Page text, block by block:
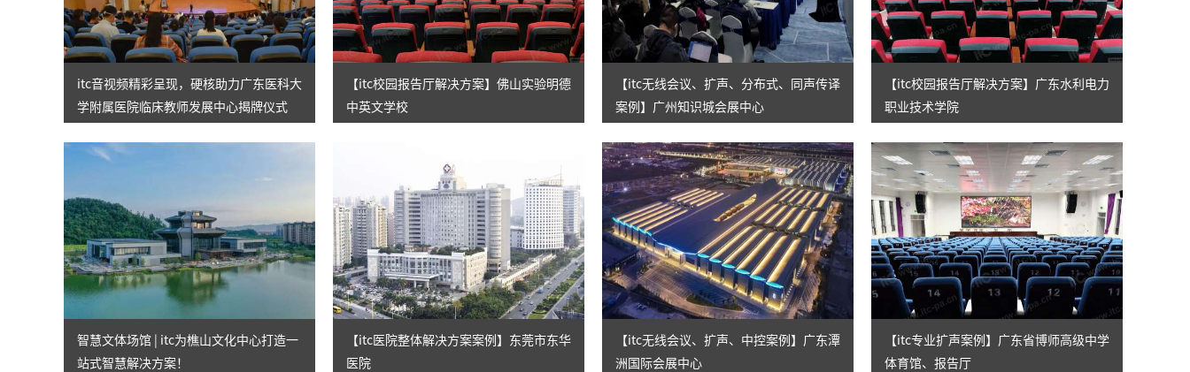
itc音视频精彩呈现，硬核助力广东医科大
学附属医院临床教师发展中心揭牌仪式
【itc校园报告厅解决方案】佛山实验明德
中英文学校
【itc无线会议、扩声、分布式、同声传译
案例】广州知识城会展中心
【itc校园报告厅解决方案】广东水利电力
职业技术学院
智慧文体场馆 | itc为樵山文化中心打造一
站式智慧解决方案！
【itc医院整体解决方案案例】东莞市东华
医院
【itc无线会议、扩声、中控案例】广东潭
洲国际会展中心
【itc专业扩声案例】广东省博师高级中学
体育馆、报告厅